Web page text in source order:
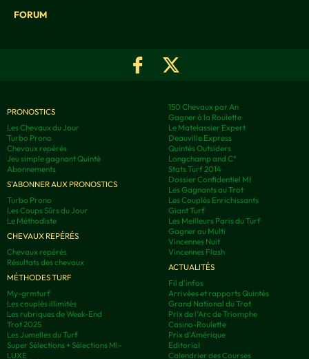
FORUM
PRONOSTICS
Les Chevaux du Jour
Turbo Prono
Chevaux repérés
Jeu simple gagnant Quinté
Abonnements
S'ABONNER AUX PRONOSTICS
Turbo Prono
Les Coups Sûrs du Jour
Le Méthodiste
CHEVAUX REPÉRÉS
Chevaux repérés
Résultats des chevaux
MÉTHODES TURF
My-grmturf
Les couplés illimités
Les rubriques de Week-End
Trot 2025
Les Jumelles du Turf
Super Sélections + Sélections MI-
LUXE
150 Chevaux par An
Gagner à la Roulette
Le Matelassier Expert
Deauville Express
Quintés Outsiders
Longchamp and C°
Stats Turf 2014
Dossier Confidentiel MI
Les Gagnants au Trot
Les Couplés Enrichissants
Giant Turf
Les Meilleurs Paris du Turf
Gagner au Multi
Vincennes Nuit
Vincennes Flash
ACTUALITÉS
Fil d'infos
Arrivées et rapports Quintés
Grand National du Trot
Prix de l'Arc de Triomphe
Casino-Roulette
Prix d'Amérique
Editorial
Calendrier des Courses